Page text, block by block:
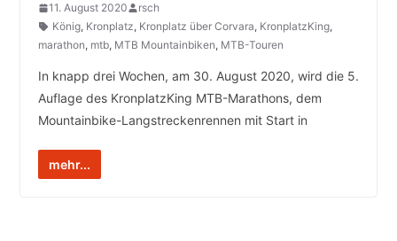
11. August 2020
rsch
König, Kronplatz, Kronplatz über Corvara, KronplatzKing,
marathon, mtb, MTB Mountainbiken, MTB-Touren
In knapp drei Wochen, am 30. August 2020, wird die 5.
Auflage des KronplatzKing MTB-Marathons, dem
Mountainbike-Langstreckenrennen mit Start in
mehr...